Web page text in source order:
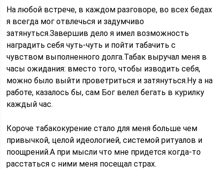
На любой встрече, в каждом разговоре, во всех бедах
я всегда мог отвлечься и задумчиво
затянуться.Завершив дело я имел возможность
наградить себя чуть-чуть и пойти табачить с
чувством выполненного долга.Табак выручал меня в
часы ожидания: вместо того, чтобы изводить себя,
можно было выйти проветриться и затянуться.Ну а на
работе, казалось бы, сам Бог велел бегать в курилку
каждый час.
Короче табакокурение стало для меня больше чем
привычкой, целой идеологией, системой ритуалов и
поощрений.А при мысли что мне придется когда-то
расстаться с ними меня посещал страх.